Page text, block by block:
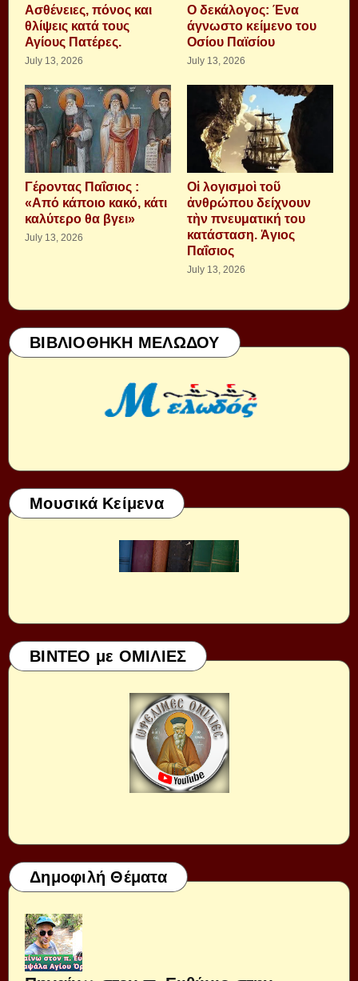
Aσθένειες, πόνος και
θλίψεις κατά τους
Αγίους Πατέρες.
July 13, 2026
Ο δεκάλογος: Ένα
άγνωστο κείμενο του
Οσίου Παϊσίου
July 13, 2026
Γέροντας Παΐσιος :
«Από κάποιο κακό, κάτι
καλύτερο θα βγει»
July 13, 2026
Οἱ λογισμοὶ τοῦ
ἀνθρώπου δείχνουν
τὴν πνευματική του
κατάσταση. Ἁγιος
Παΐσιος
July 13, 2026
ΒΙΒΛΙΟΘΗΚΗ ΜΕΛΩΔΟΥ
Μουσικά Κείμενα
ΒΙΝΤΕΟ με ΟΜΙΛΙΕΣ
Δημοφιλή Θέματα